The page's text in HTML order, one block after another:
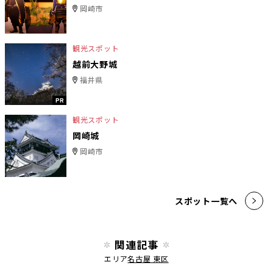
岡崎市
PR
観光スポット
越前大野城
福井県
観光スポット
岡崎城
岡崎市
スポット一覧へ
関連記事
エリア名古屋 東区